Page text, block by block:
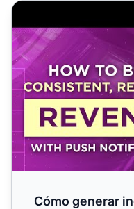
Cómo generar
Cómo generar